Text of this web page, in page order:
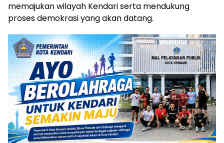
memajukan wilayah Kendari serta mendukung
proses demokrasi yang akan datang.